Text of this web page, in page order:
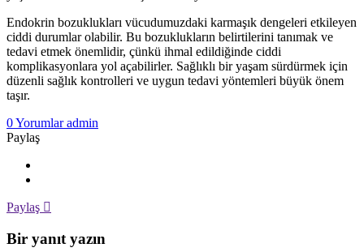
Endokrin bozuklukları vücudumuzdaki karmaşık dengeleri etkileyen
ciddi durumlar olabilir. Bu bozuklukların belirtilerini tanımak ve
tedavi etmek önemlidir, çünkü ihmal edildiğinde ciddi
komplikasyonlara yol açabilirler. Sağlıklı bir yaşam sürdürmek için
düzenli sağlık kontrolleri ve uygun tedavi yöntemleri büyük önem
taşır.
0 YorumlarYazar
admin
Paylaş
Paylaş
Bir yanıt yazın